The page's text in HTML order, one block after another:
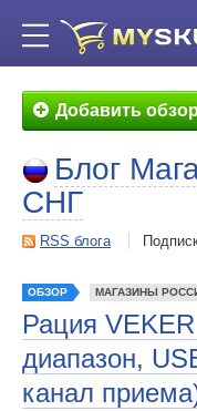
Добавить
Блог
СНГ
RSS блога
ОБЗОР МАГАЗИНЫ
Рация
диапазон,
канал